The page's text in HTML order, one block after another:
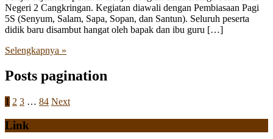
Negeri 2 Cangkringan. Kegiatan diawali dengan Pembiasaan Pagi
5S (Senyum, Salam, Sapa, Sopan, dan Santun). Seluruh peserta
didik baru disambut hangat oleh bapak dan ibu guru […]
Selengkapnya »
Posts pagination
1 2 3 … 84 Next
Link